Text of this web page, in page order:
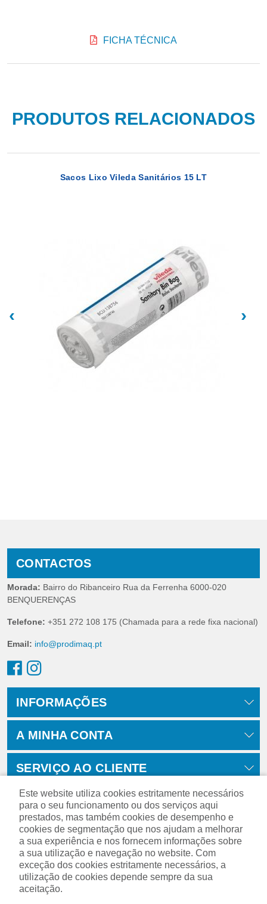
FICHA TÉCNICA
PRODUTOS RELACIONADOS
Sacos Lixo Vileda Sanitários 15 LT
‹ ›
CONTACTOS
Morada: Bairro do Ribanceiro Rua da Ferrenha 6000-020
BENQUERENÇAS
Telefone: +351 272 108 175 (Chamada para a rede fixa nacional)
Email: info@prodimaq.pt
INFORMAÇÕES
A MINHA CONTA
SERVIÇO AO CLIENTE
Este website utiliza cookies estritamente necessários
para o seu funcionamento ou dos serviços aqui
prestados, mas também cookies de desempenho e
cookies de segmentação que nos ajudam a melhorar
a sua experiência e nos fornecem informações sobre
a sua utilização e navegação no website. Com
exceção dos cookies estritamente necessários, a
utilização de cookies depende sempre da sua
aceitação.